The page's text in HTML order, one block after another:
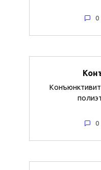
0
0